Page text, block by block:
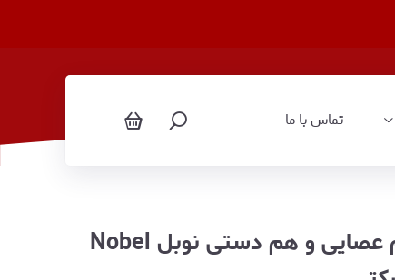
تماس با ما
جاروبرقی دسته عصایی 2 در 1 هم عصایی و هم دستی نوبل Nobel